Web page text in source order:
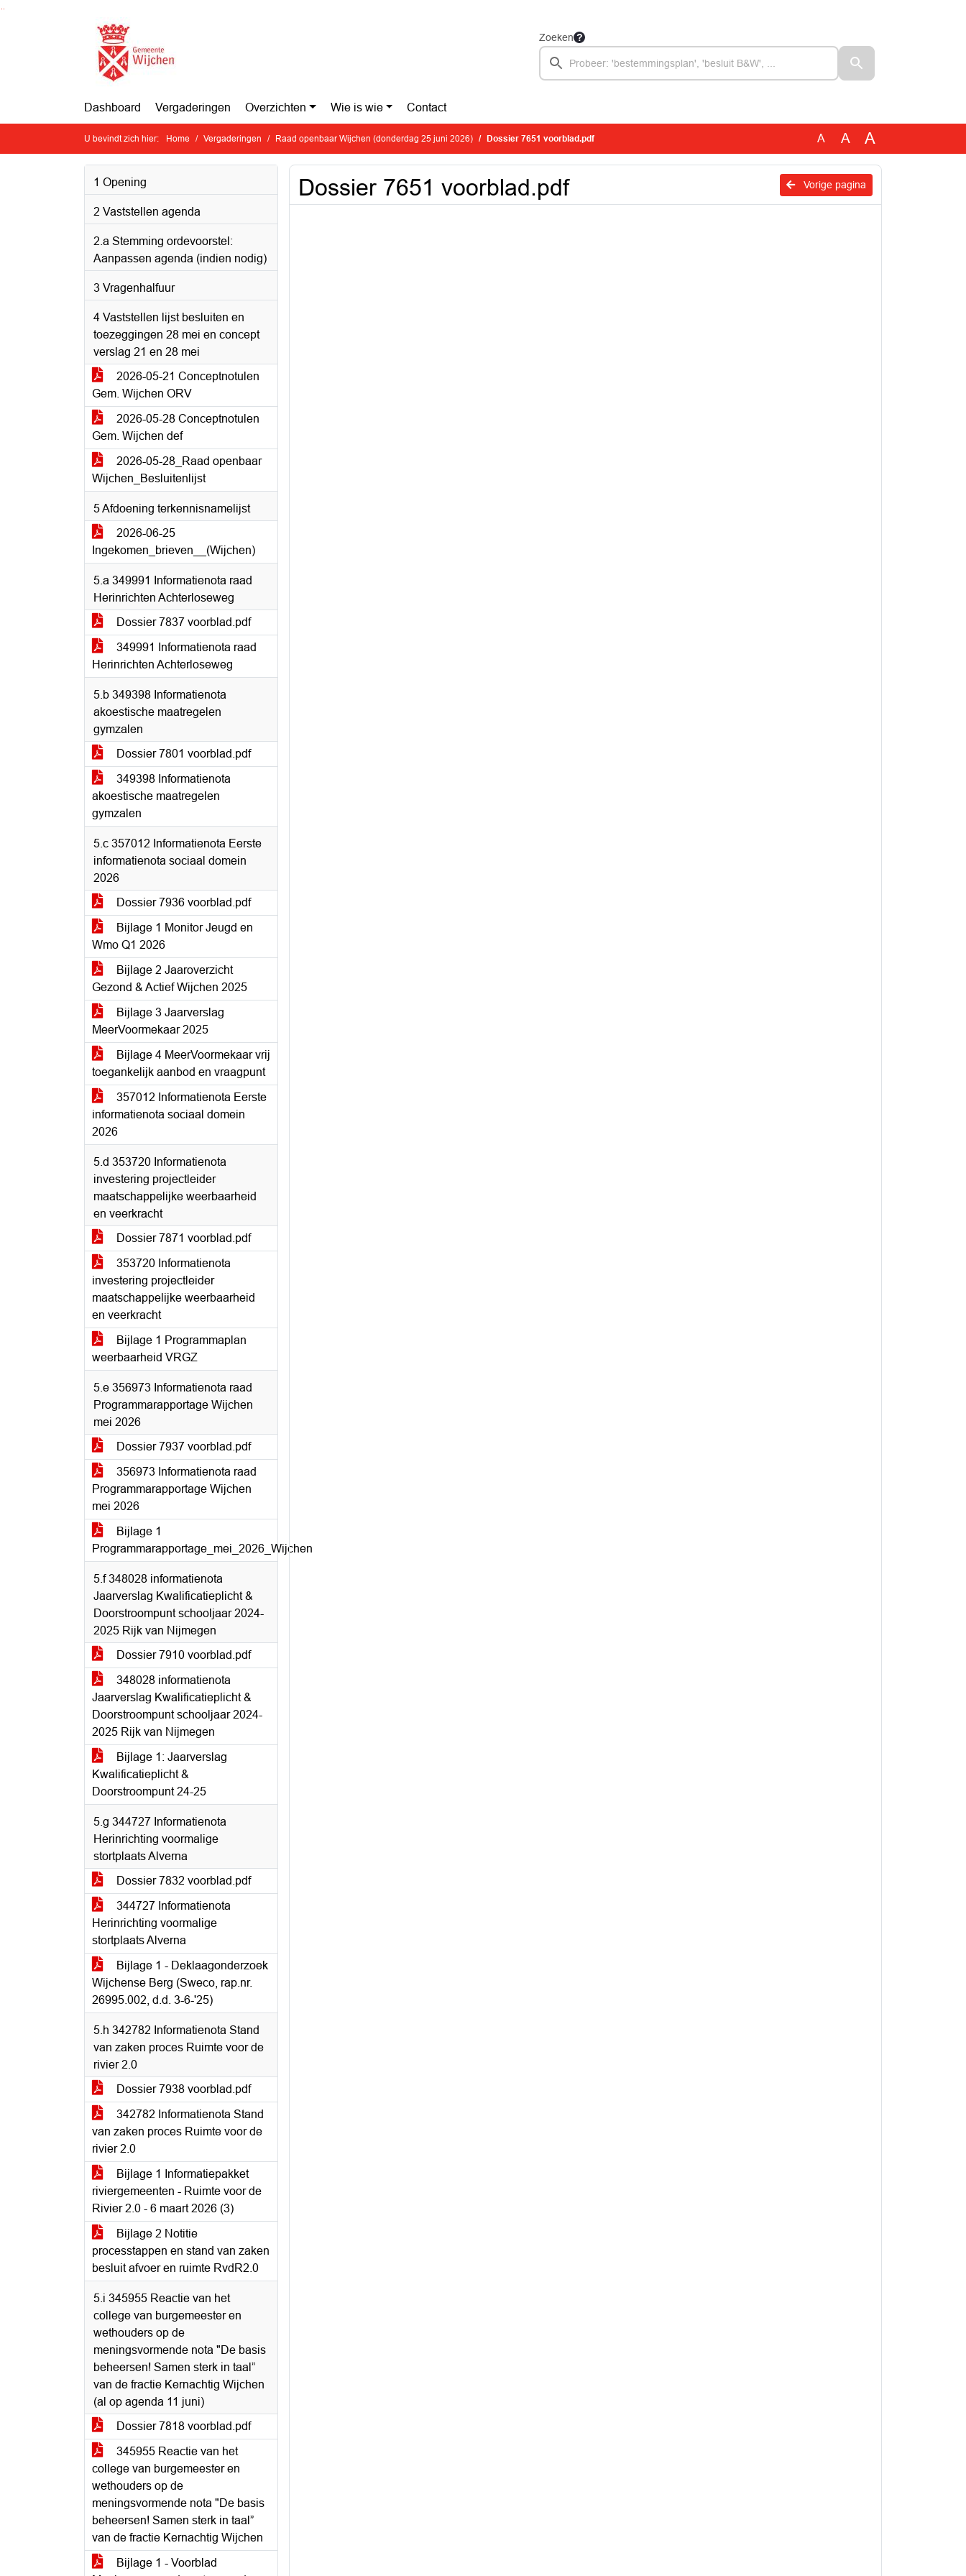
Ga naar de inhoud van deze pagina
Zoeken
Dashboard Vergaderingen Overzichten Wie is wie Contact
U bevindt zich hier: Home Vergaderingen Raad openbaar Wijchen (donderdag 25 juni 2026) Dossier 7651 voorblad.pdf A A A
1 Opening
2 Vaststellen agenda
2.a Stemming ordevoorstel:
Aanpassen agenda (indien nodig)
3 Vragenhalfuur
4 Vaststellen lijst besluiten en
toezeggingen 28 mei en concept
verslag 21 en 28 mei
2026-05-21 Conceptnotulen
Gem. Wijchen ORV
2026-05-28 Conceptnotulen
Gem. Wijchen def
2026-05-28_Raad openbaar
Wijchen_Besluitenlijst
5 Afdoening terkennisnamelijst
2026-06-25
Ingekomen_brieven__(Wijchen)
5.a 349991 Informatienota raad
Herinrichten Achterloseweg
Dossier 7837 voorblad.pdf
349991 Informatienota raad
Herinrichten Achterloseweg
5.b 349398 Informatienota
akoestische maatregelen
gymzalen
Dossier 7801 voorblad.pdf
349398 Informatienota
akoestische maatregelen
gymzalen
5.c 357012 Informatienota Eerste
informatienota sociaal domein
2026
Dossier 7936 voorblad.pdf
Bijlage 1 Monitor Jeugd en
Wmo Q1 2026
Bijlage 2 Jaaroverzicht
Gezond & Actief Wijchen 2025
Bijlage 3 Jaarverslag
MeerVoormekaar 2025
Bijlage 4 MeerVoormekaar vrij
toegankelijk aanbod en vraagpunt
357012 Informatienota Eerste
informatienota sociaal domein
2026
5.d 353720 Informatienota
investering projectleider
maatschappelijke weerbaarheid
en veerkracht
Dossier 7871 voorblad.pdf
353720 Informatienota
investering projectleider
maatschappelijke weerbaarheid
en veerkracht
Bijlage 1 Programmaplan
weerbaarheid VRGZ
5.e 356973 Informatienota raad
Programmarapportage Wijchen
mei 2026
Dossier 7937 voorblad.pdf
356973 Informatienota raad
Programmarapportage Wijchen
mei 2026
Bijlage 1
Programmarapportage_mei_2026_Wijchen
5.f 348028 informatienota
Jaarverslag Kwalificatieplicht &
Doorstroompunt schooljaar 2024-
2025 Rijk van Nijmegen
Dossier 7910 voorblad.pdf
348028 informatienota
Jaarverslag Kwalificatieplicht &
Doorstroompunt schooljaar 2024-
2025 Rijk van Nijmegen
Bijlage 1: Jaarverslag
Kwalificatieplicht &
Doorstroompunt 24-25
5.g 344727 Informatienota
Herinrichting voormalige
stortplaats Alverna
Dossier 7832 voorblad.pdf
344727 Informatienota
Herinrichting voormalige
stortplaats Alverna
Bijlage 1 - Deklaagonderzoek
Wijchense Berg (Sweco, rap.nr.
26995.002, d.d. 3-6-'25)
5.h 342782 Informatienota Stand
van zaken proces Ruimte voor de
rivier 2.0
Dossier 7938 voorblad.pdf
342782 Informatienota Stand
van zaken proces Ruimte voor de
rivier 2.0
Bijlage 1 Informatiepakket
riviergemeenten - Ruimte voor de
Rivier 2.0 - 6 maart 2026 (3)
Bijlage 2 Notitie
processtappen en stand van zaken
besluit afvoer en ruimte RvdR2.0
5.i 345955 Reactie van het
college van burgemeester en
wethouders op de
meningsvormende nota "De basis
beheersen! Samen sterk in taal”
van de fractie Kernachtig Wijchen
(al op agenda 11 juni)
Dossier 7818 voorblad.pdf
345955 Reactie van het
college van burgemeester en
wethouders op de
meningsvormende nota "De basis
beheersen! Samen sterk in taal”
van de fractie Kernachtig Wijchen
Bijlage 1 - Voorblad
Vorige pagina
Dossier 7651 voorblad.pdf